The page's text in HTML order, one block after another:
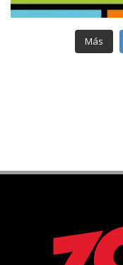
Más